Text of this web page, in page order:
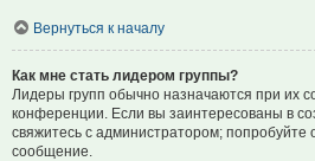
Вернуться к началу
Как мне стать лидером группы?
Лидеры групп обычно назначаются при их
конференции. Если вы заинтересованы в
свяжитесь с администратором; попробуйте
сообщение.